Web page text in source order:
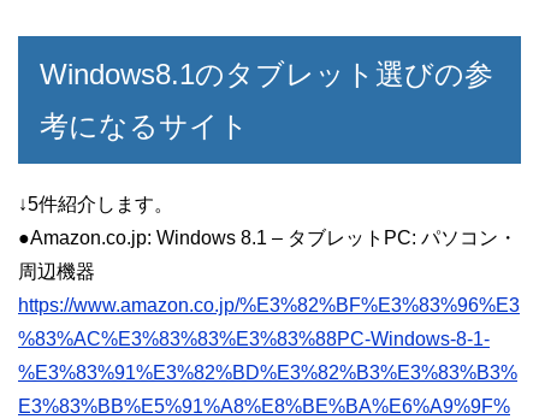
Windows8.1のタブレット選びの参
考になるサイト
↓5件紹介します。
●Amazon.co.jp: Windows 8.1 – タブレットPC: パソコン・
周辺機器
https://www.amazon.co.jp/%E3%82%BF%E3%83%96%E3
%83%AC%E3%83%83%E3%83%88PC-Windows-8-1-
%E3%83%91%E3%82%BD%E3%82%B3%E3%83%B3%
E3%83%BB%E5%91%A8%E8%BE%BA%E6%A9%9F%